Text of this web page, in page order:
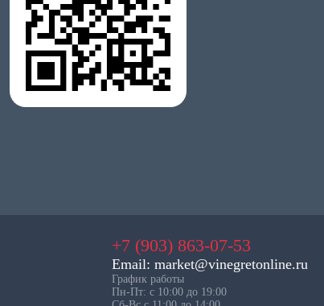
+7 (903) 863-07-53
Email: market@vinegretonline.ru
График работы
Пн-Пт: с 10:00 до 19:00